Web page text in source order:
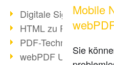
Digitale Signatur in
HTML zu PDF
PDF-Techniken für
webPDF Update
Mobile
Sie